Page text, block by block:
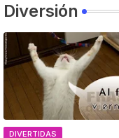
Diversión
DIVERTIDAS